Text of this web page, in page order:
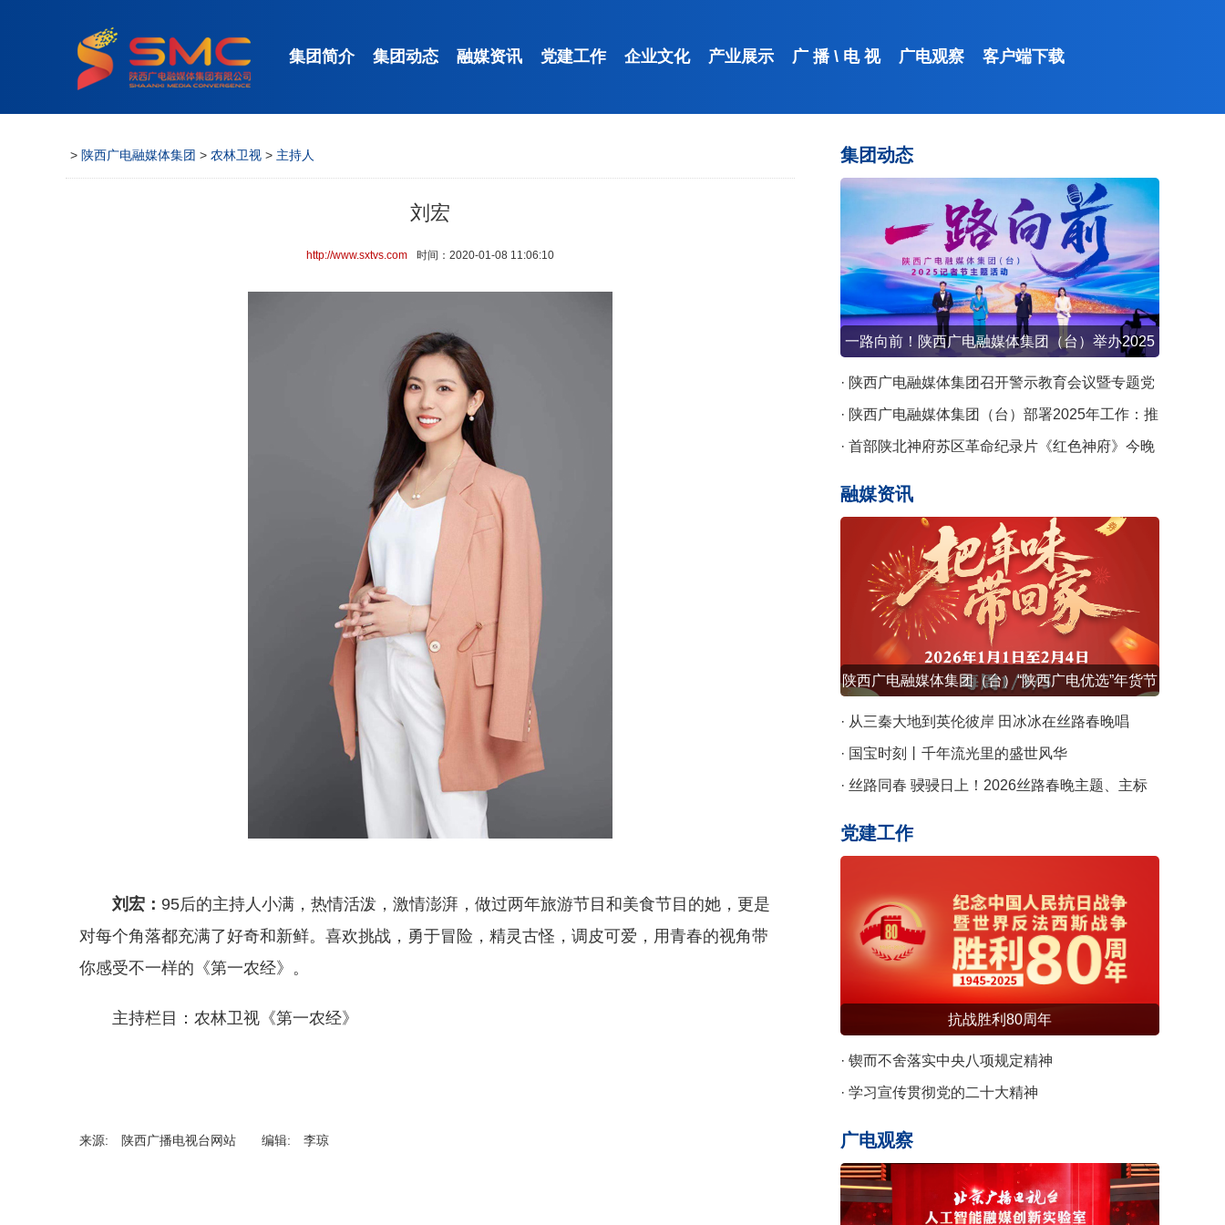
集团简介 集团动态 融媒资讯 党建工作 企业文化 产业展示 广 播 \ 电 视 广电观察 客户端下载
起点新闻
> 陕西广电融媒体集团 > 农林卫视 > 主持人
刘宏
http://www.sxtvs.com 时间：2020-01-08 11:06:10
刘宏： 95后的主持人小满，热情活泼，激情澎湃，做过两年旅游节目和美食节目的她，更是
对每个角落都充满了好奇和新鲜。喜欢挑战，勇于冒险，精灵古怪，调皮可爱，用青春的视角带
你感受不一样的《第一农经》。
主持栏目：农林卫视《第一农经》
来源: 陕西广播电视台网站 编辑: 李琼
集团动态
一路向前！陕西广电融媒体集团（台）举办2025
记者节主题活动
· 陕西广电融媒体集团召开警示教育会议暨专题党
课
· 陕西广电融媒体集团（台）部署2025年工作：推
动陕台特色陕西气派广电事业高质量发展
· 首部陕北神府苏区革命纪录片《红色神府》今晚
融媒资讯
陕西广电融媒体集团（台）“陕西广电优选”年货节
元旦启幕
· 从三秦大地到英伦彼岸 田冰冰在丝路春晚唱
响“向野”新声
· 国宝时刻丨千年流光里的盛世风华
· 丝路同春 骎骎日上！2026丝路春晚主题、主标
党建工作
抗战胜利80周年
· 锲而不舍落实中央八项规定精神
· 学习宣传贯彻党的二十大精神
广电观察